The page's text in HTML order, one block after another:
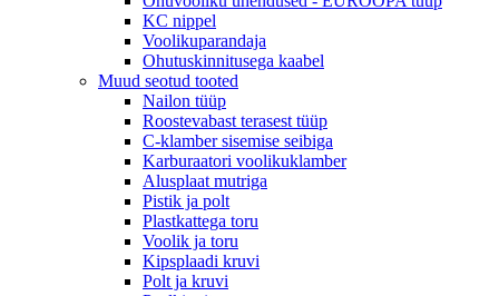
KC nippel
Voolikuparandaja
Ohutuskinnitusega kaabel
Muud seotud tooted
Nailon tüüp
Roostevabast terasest tüüp
C-klamber sisemise seibiga
Karburaatori voolikuklamber
Alusplaat mutriga
Pistik ja polt
Plastkattega toru
Voolik ja toru
Kipsplaadi kruvi
Polt ja kruvi